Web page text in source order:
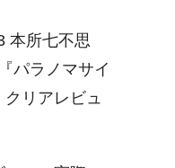
本所七不思
パラノマサイ
クリアレビュ